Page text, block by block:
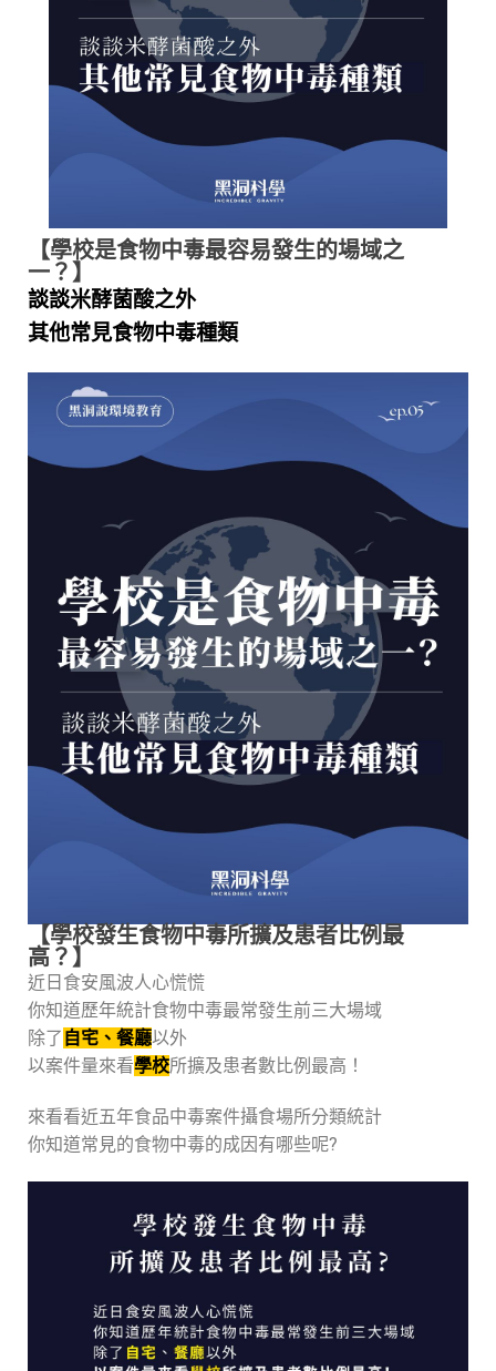
【學校是食物中毒最容易發生的場域之
一？】
談談米酵菌酸之外
其他常見食物中毒種類
【學校發生食物中毒所擴及患者比例最
高？】
近日食安風波人心慌慌
你知道歷年統計食物中毒最常發生前三大場域
除了 自宅、餐廳以外
以案件量來看學校所擴及患者數比例最高！
來看看近五年食品中毒案件攝食場所分類統計
你知道常見的食物中毒的成因有哪些呢?